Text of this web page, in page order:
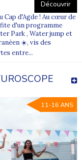
Découvrir
Cap d'Agde ! Au cœur de
d'un programme
Park , Water jump et
☀️, vis des
entre...
11-16 ANS